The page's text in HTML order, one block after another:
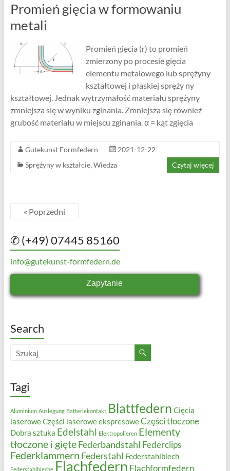
Promień gięcia w formowaniu
metali
Promień gięcia (r) to promień
zmierzony po procesie gięcia
elementu metalowego lub sprężyny
kształtowej i płaskiej spręży ny
kształtowej. Jednak wytrzymałość materiału sprężyny
zmniejsza się w wyniku zginania. Zmniejsza się również
grubość materiału w miejscu zginania. α = kąt zgięcia
Gutekunst Formfedern
2021-12-22
Sprężyny w kształcie, Wiedza Czytaj więcej
« Poprzedni
✆ (+49) 07445 85160
info@gutekunst-formfedern.de
Zapytanie
Search
Tagi
Aluminium Auslegung Batteriekontakt Blattfedern Cięcia
laseroweCzęści laserowe ekspresoweCzęści tłoczone
Dobra sztuka Edelstahl Elektropolieren Elementy
tłoczone i gięteFederbandstahl Federclips
Federklammern Federstahl Federstahlblech
Federstahlbleche Flachfedern Flachformfedern